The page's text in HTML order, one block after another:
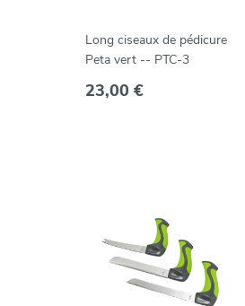
Long ciseaux de pédicure
Peta vert -- PTC-3
23,00 €